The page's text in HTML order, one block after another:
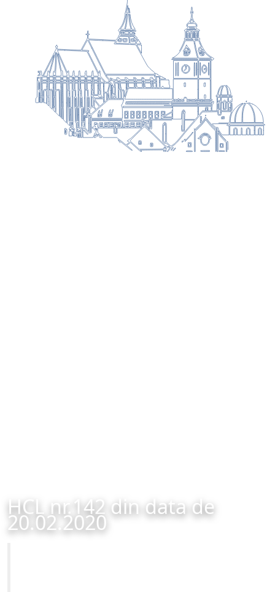
HCL nr.142 din data de
20.02.2020